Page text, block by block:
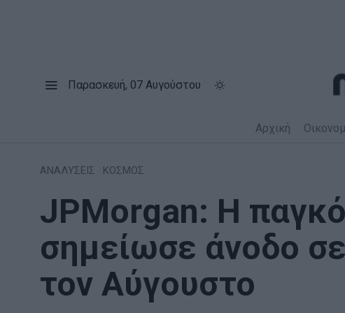
Παρασκευή, 07 Αυγούστου
Αρχική
ΑΝΑΛΥΣΕΙΣ ΚΟΣΜΟΣ
JPMorgan: Η
σημείωσε άνοδο
τον Αύγουστο